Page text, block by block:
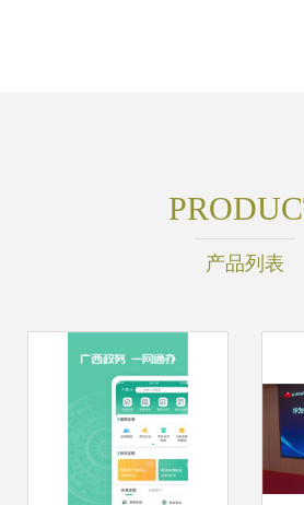
产品列表